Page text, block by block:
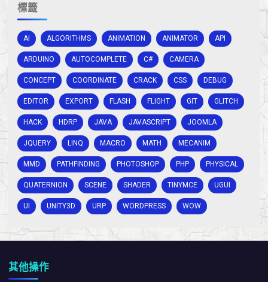
標籤
AI ALGORITHMS ANIMATION ANIMATOR API
ARDUINO AUTOCOMPLETE C# CAMERA
CONCEPT COORDINATE CRACK CSS DEBUG
EDITOR EXPORT FLASH FLIGHT GIT GLITCH
HACK HDRP JAVA JAVASCRIPT JOOMLA
JQUERY LINQ MACRO MATH MECANIM
MMD PATHFINDING PHOTOSHOP PHP PHYSICAL
QUATERNION SCENE SHADER TINYMCE UGUI
UI UNITY3D URP WORDPRESS WOW
其他操作